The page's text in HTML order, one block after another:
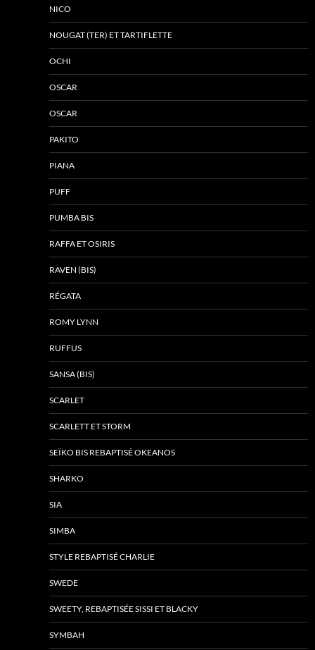
NICO
NOUGAT (TER) ET TARTIFLETTE
OCHI
OSCAR
OSCAR
PAKITO
PIANA
PUFF
PUMBA BIS
RAFFA ET OSIRIS
RAVEN (BIS)
RÉGATA
ROMY LYNN
RUFFUS
SANSA (BIS)
SCARLET
SCARLETT ET STORM
SEÏKO BIS REBAPTISÉ OKEANOS
SHARKO
SIA
SIMBA
STYLE REBAPTISÉ CHARLIE
SWEDE
SWEETY, REBAPTISÉE SISSI ET BLACKY
SYMBAH